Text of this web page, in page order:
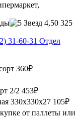
4,50 325
31-60-31 Отдел
360₽
2/2 453₽
330х330x27 105₽
от паллеты или